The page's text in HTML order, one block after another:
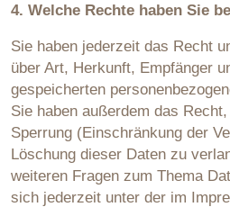
4. Welche Rechte haben Sie
Sie haben jederzeit das Recht
über Art, Herkunft, Empfänger
gespeicherten
Sie haben außerdem das
Sperrung (Einschränkung der
Löschung dieser Daten zu
weiteren Fragen zum Thema
sich jederzeit unter der im